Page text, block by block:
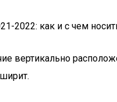
2022: как и с чем
вертикально